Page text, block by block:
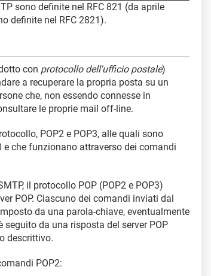
sono definite nel RFC 821 (da aprile
definite nel RFC 2821).
con protocollo dell'ufficio postale)
a recuperare la propria posta su un
che, non essendo connesse in
le proprie mail off-line.
POP2 e POP3, alle quali sono
che funzionano attraverso dei comandi
il protocollo POP (POP2 e POP3)
POP. Ciascuno dei comandi inviati dal
da una parola-chiave, eventualmente
da una risposta del server POP
descrittivo.
POP2: